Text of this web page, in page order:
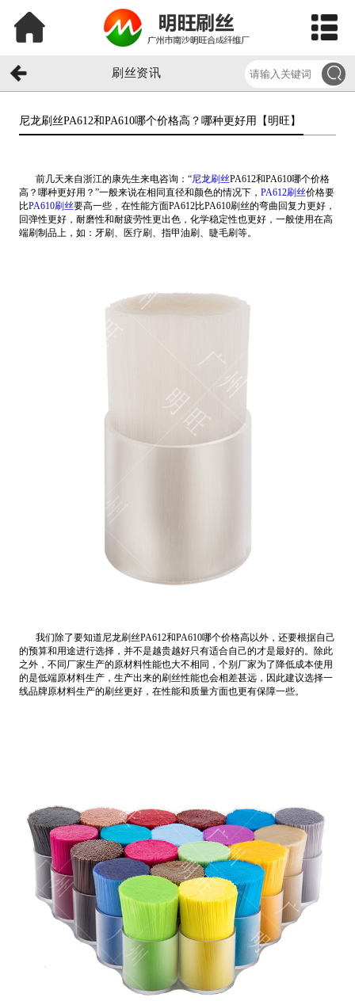
刷丝资讯
尼龙刷丝PA612和PA610哪个价格高？哪种更好用【明旺】​
前几天来自浙江的康先生来电咨询：“尼龙刷丝PA612和PA610哪个价格
高？哪种更好用？”一般来说在相同直径和颜色的情况下， PA612刷丝价格要
比PA610刷丝要高一些，在性能方面PA612比PA610刷丝的弯曲回复力更好，
回弹性更好，耐磨性和耐疲劳性更出色，化学稳定性也更好，一般使用在高
端刷制品上，如：牙刷、医疗刷、指甲油刷、睫毛刷等。
我们除了要知道尼龙刷丝PA612和PA610哪个价格高以外，还要根据自己
的预算和用途进行选择，并不是越贵越好只有适合自己的才是最好的。除此
之外，不同厂家生产的原材料性能也大不相同，个别厂家为了降低成本使用
的是低端原材料生产，生产出来的刷丝性能也会相差甚远，因此建议选择一
线品牌原材料生产的刷丝更好，在性能和质量方面也更有保障一些。